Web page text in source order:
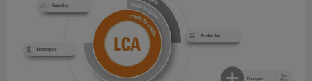
Produktinnovationen
Praxisnahe
Verbindungen für
Unsere Neuheiten